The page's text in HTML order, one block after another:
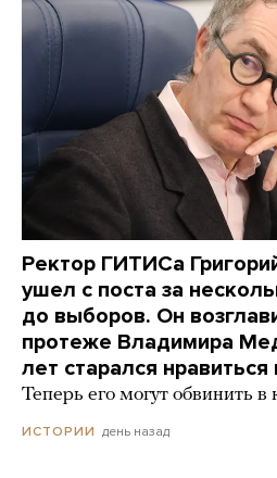
Ректор ГИТИСа
ушел с поста за
до выборов. Он
протеже Владимира
лет старался нравиться
Теперь его могут обвинить в
ИСТОРИИ день назад